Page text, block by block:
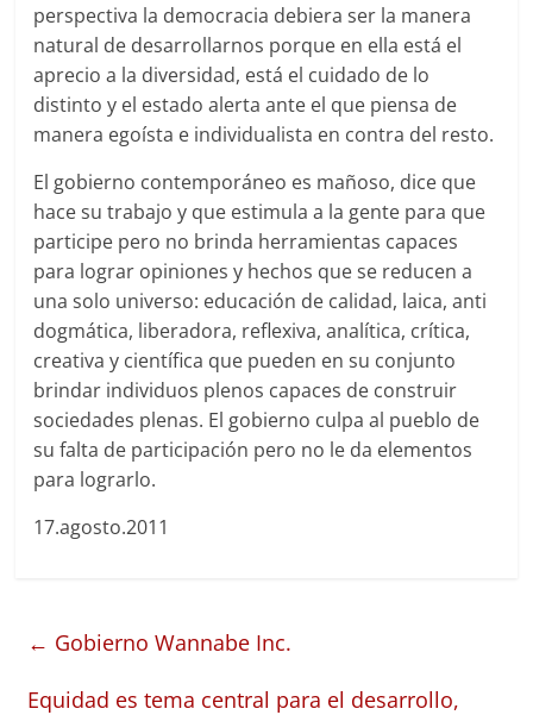
perspectiva la democracia debiera ser la manera
natural de desarrollarnos porque en ella está el
aprecio a la diversidad, está el cuidado de lo
distinto y el estado alerta ante el que piensa de
manera egoísta e individualista en contra del resto.
El gobierno contemporáneo es mañoso, dice que
hace su trabajo y que estimula a la gente para que
participe pero no brinda herramientas capaces
para lograr opiniones y hechos que se reducen a
una solo universo: educación de calidad, laica, anti
dogmática, liberadora, reflexiva, analítica, crítica,
creativa y científica que pueden en su conjunto
brindar individuos plenos capaces de construir
sociedades plenas. El gobierno culpa al pueblo de
su falta de participación pero no le da elementos
para lograrlo.
17.agosto.2011
← Gobierno Wannabe Inc.
Equidad es tema central para el desarrollo,